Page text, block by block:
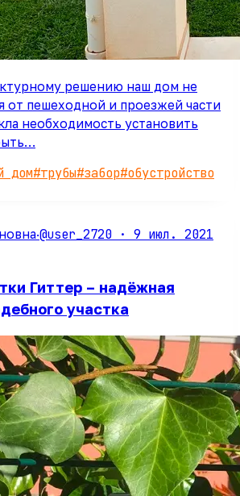
решению наш дом не
от пешеходной и проезжей части
необходимость установить
дом#трубы#забор#обустройство
·@user_2720 · 9 июл. 2021
Гиттер – надёжная
участка